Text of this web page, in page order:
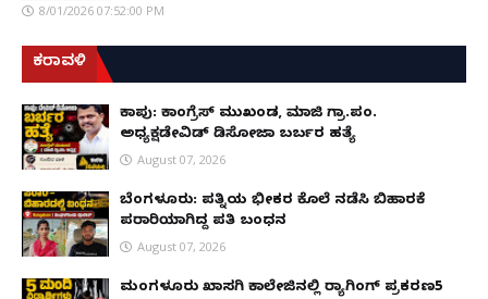
8/01/2026 07:52:00 PM
ಕರಾವಳಿ
ಕಾಪು: ಕಾಂಗ್ರೆಸ್ ಮುಖಂಡ, ಮಾಜಿ ಗ್ರಾ.ಪಂ.
ಅಧ್ಯಕ್ಷಡೇವಿಡ್ ಡಿಸೋಜಾ ಬರ್ಬರ ಹತ್ಯೆ
August 07, 2026
ಬೆಂಗಳೂರು: ಪತ್ನಿಯ ಭೀಕರ ಕೊಲೆ ನಡೆಸಿ ಬಿಹಾರಕ್ಕೆ
ಪರಾರಿಯಾಗಿದ್ದ ಪತಿ ಬಂಧನ
August 07, 2026
ಮಂಗಳೂರು ಖಾಸಗಿ ಕಾಲೇಜಿನಲ್ಲಿ ರ‌್ಯಾಗಿಂಗ್ ಪ್ರಕರಣ5